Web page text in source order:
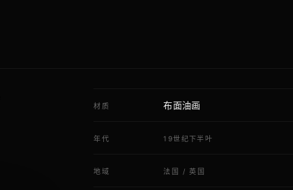
材质 布面油画
年代 19世纪下半叶
地域 法国 /英国